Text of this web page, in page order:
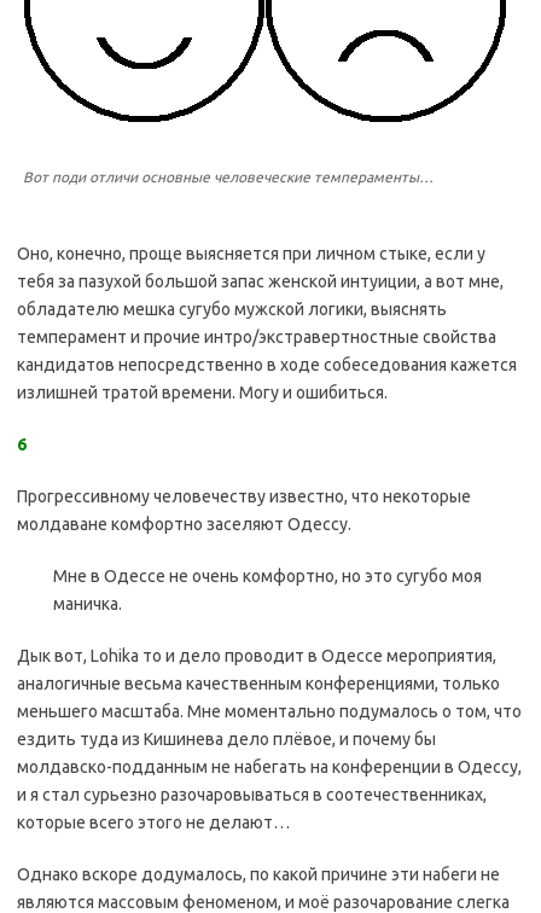
Вот поди отличи основные человеческие темпераменты…
Оно, конечно, проще выясняется при личном стыке, если у
тебя за пазухой большой запас женской интуиции, а вот мне,
обладателю мешка сугубо мужской логики, выяснять
темперамент и прочие интро/экстравертностные свойства
кандидатов непосредственно в ходе собеседования кажется
излишней тратой времени. Могу и ошибиться.
6
Прогрессивному человечеству известно, что некоторые
молдаване комфортно заселяют Одессу.
Мне в Одессе не очень комфортно, но это сугубо моя
маничка.
Дык вот, Lohika то и дело проводит в Одессе мероприятия,
аналогичные весьма качественным конференциями, только
меньшего масштаба. Мне моментально подумалось о том, что
ездить туда из Кишинева дело плёвое, и почему бы
молдавско-подданным не набегать на конференции в Одессу,
и я стал сурьезно разочаровываться в соотечественниках,
которые всего этого не делают…
Однако вскоре додумалось, по какой причине эти набеги не
являются массовым феноменом, и моё разочарование слегка